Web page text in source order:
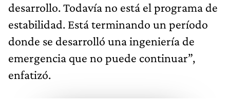
desarrollo. Todavía no está el programa de
estabilidad. Está terminando un período
donde se desarrolló una ingeniería de
emergencia que no puede continuar”,
enfatizó.